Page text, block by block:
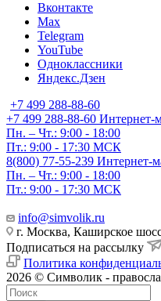
Вконтакте
Max
Telegram
YouTube
Одноклассники
Яндекс.Дзен
+7 499 288-88-60
+7 499 288-88-60 Интернет-
Пн. – Чт.: 9:00 - 18:00
Пт.: 9:00 - 17:30 МСК
8(800) 77-55-239 Интернет-
Пн. – Чт.: 9:00 - 18:00
Пт.: 9:00 - 17:30 МСК
info@simvolik.ru
г. Москва, Каширское
Подписаться на рассылку
Политика
2026 © Символик -